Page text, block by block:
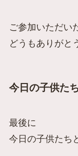
ご参加いただい
どうもありがと
今日の子供た
最後に
今日の子供たち